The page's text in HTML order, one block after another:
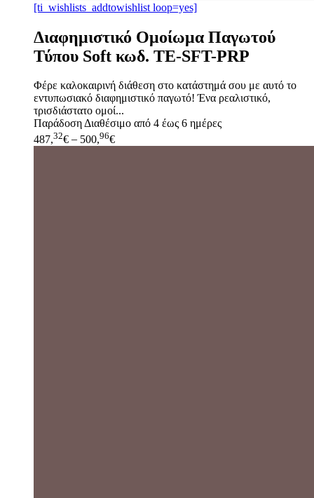
[ti_wishlists_addtowishlist loop=yes]
Διαφημιστικό Ομοίωμα Παγωτού
Τύπου Soft κωδ. ΤΕ-SFT-PRP
Φέρε καλοκαιρινή διάθεση στο κατάστημά σου με αυτό το
εντυπωσιακό διαφημιστικό παγωτό! Ένα ρεαλιστικό,
τρισδιάστατο ομοί...
ΠαράδοσηΔιαθέσιμο από 4 έως 6 ημέρες
487,32€ – 500,96€